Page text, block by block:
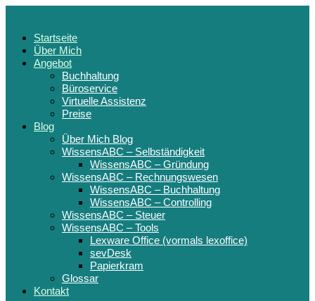
Startseite
Über Mich
Angebot
Buchhaltung
Büroservice
Virtuelle Assistenz
Preise
Blog
Über Mich Blog
WissensABC – Selbständigkeit
WissensABC – Gründung
WissensABC – Rechnungswesen
WissensABC – Buchhaltung
WissensABC – Controlling
WissensABC – Steuer
WissensABC – Tools
Lexware Office (vormals lexoffice)
sevDesk
Papierkram
Glossar
Kontakt